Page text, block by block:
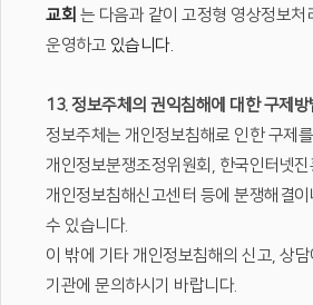
교회 는 다음과 같이 고정형 영상정보처
운영하고 있습니다.
13. 정보주체의 권익침해에 대한 구제방
정보주체는 개인정보침해로 인한 구제
개인정보분쟁조정위원회, 한국인터넷진
개인정보침해신고센터 등에 분쟁해결
수 있습니다.
이 밖에 기타 개인정보침해의 신고, 상
기관에 문의하시기 바랍니다.